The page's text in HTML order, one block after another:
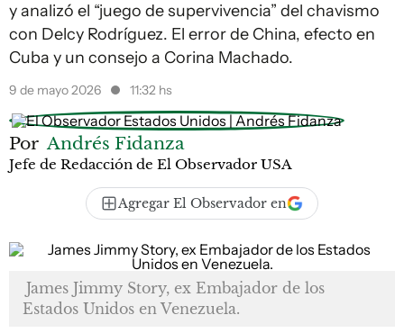
y analizó el “juego de supervivencia” del chavismo
con Delcy Rodríguez. El error de China, efecto en
Cuba y un consejo a Corina Machado.
9 de mayo 2026 11:32 hs
Por Andrés Fidanza
Jefe de Redacción de El Observador USA
Agregar El Observador en
James Jimmy Story, ex Embajador de los
Estados Unidos en Venezuela.